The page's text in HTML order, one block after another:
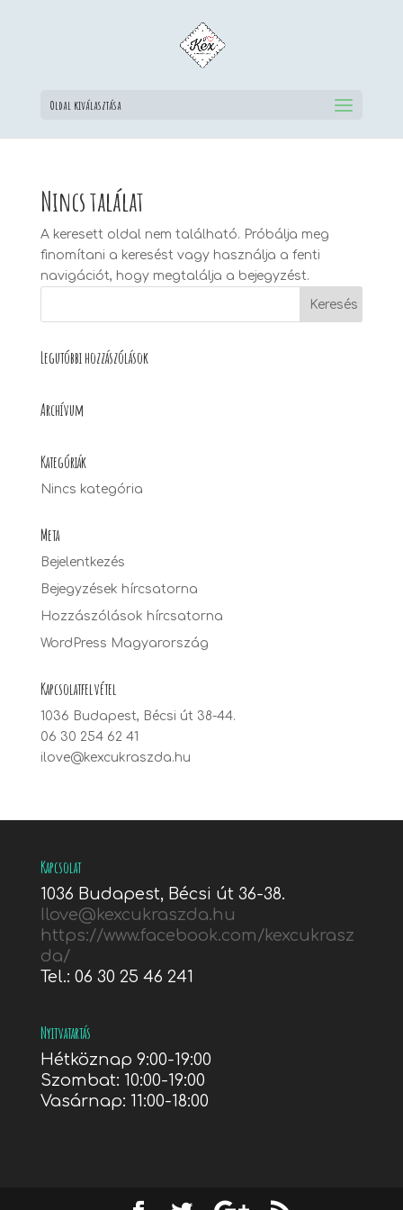
Oldal kiválasztása
Nincs találat
A keresett oldal nem található. Próbálja meg
finomítani a keresést vagy használja a fenti
navigációt, hogy megtalálja a bejegyzést.
Legutóbbi hozzászólások
Archívum
Kategóriák
Nincs kategória
Meta
Bejelentkezés
Bejegyzések hírcsatorna
Hozzászólások hírcsatorna
WordPress Magyarország
Kapcsolatfelvétel
1036 Budapest, Bécsi út 38-44.
06 30 254 62 41
ilove@kexcukraszda.hu
Kapcsolat
1036 Budapest, Bécsi út 36-38.
Ilove@kexcukraszda.hu
https://www.facebook.com/kexcukrasz
da/
Tel.: 06 30 25 46 241
Nyitvatartás
Hétköznap 9:00-19:00
Szombat: 10:00-19:00
Vasárnap: 11:00-18:00